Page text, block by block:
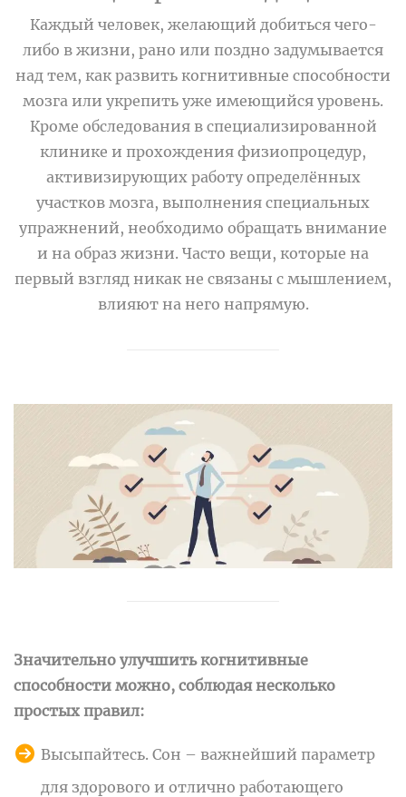
Каждый человек, желающий добиться чего-
либо в жизни, рано или поздно задумывается
над тем, как развить когнитивные способности
мозга или укрепить уже имеющийся уровень.
Кроме обследования в специализированной
клинике и прохождения физиопроцедур,
активизирующих работу определённых
участков мозга, выполнения специальных
упражнений, необходимо обращать внимание
и на образ жизни. Часто вещи, которые на
первый взгляд никак не связаны с мышлением,
влияют на него напрямую.
Значительно улучшить когнитивные
способности можно, соблюдая несколько
простых правил:
Высыпайтесь. Сон – важнейший параметр
для здорового и отлично работающего